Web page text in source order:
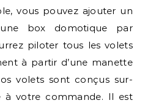
vous pouvez ajouter un
box domotique par
piloter tous les volets
à partir d’une manette
volets sont conçus sur-
à votre commande. Il est